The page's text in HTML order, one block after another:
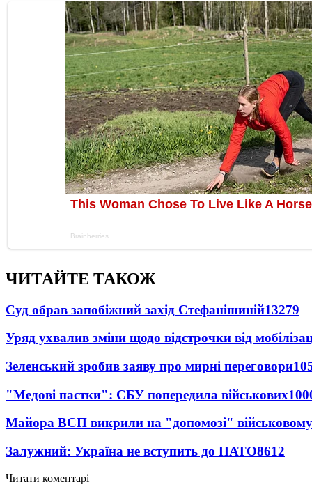
ЧИТАЙТЕ ТАКОЖ
Суд обрав запобіжний захід Стефанішиній13279
Уряд ухвалив зміни щодо відстрочки від
Зеленський зробив заяву про мирні переговори
"Медові пастки": СБУ попередила військових
Майора ВСП викрили на "допомозі"
Залужний: Україна не вступить до НАТО8612
Читати коментарі